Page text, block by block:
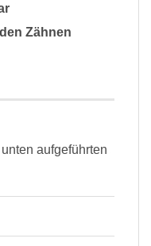
Zähnen
aufgeführten